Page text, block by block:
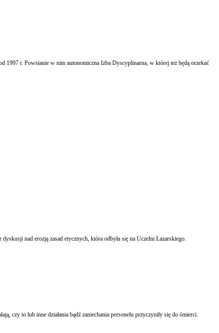
nad erozją zasad etycznych, która odbyła się na Uczelni Łazarskiego.
to lub inne działania bądź zaniechania personelu przyczyniły się do śmierci.